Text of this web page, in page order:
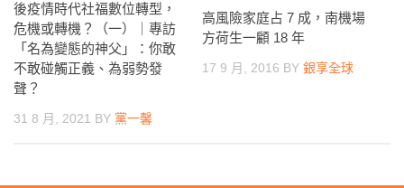
後疫情時代社福數位轉型，
危機或轉機？（一）｜專訪
「名為變態的神父」：你敢
不敢碰觸正義、為弱勢發
聲？
31 8 月, 2021 BY 黨一馨
高風險家庭占 7 成，南機場
方荷生一顧 18 年
17 9 月, 2016 BY 銀享全球